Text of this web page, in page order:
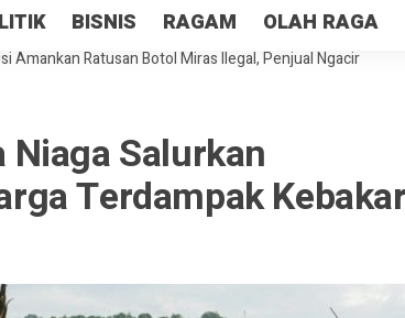
BISNIS RAGAM OLAH RAGA
Patroli 2×24 jam di Kota Jayapura
Pesan Sejuk Polri
5 Sentani Terbakar
Hibah Pilkada Jayapura Cair 10
Amankan Ratusan Botol Miras Ilegal, Penjual Ngacir
Salurkan
Terdampak